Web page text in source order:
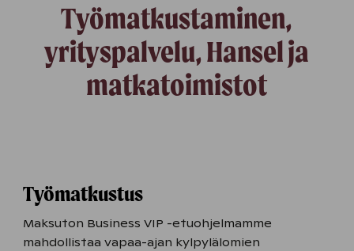
Työmatkustaminen,
yrityspalvelu, Hansel ja
matkatoimistot
Työmatkustus
Maksuton Business VIP -etuohjelmamme
mahdollistaa vapaa-ajan kylpylälomien